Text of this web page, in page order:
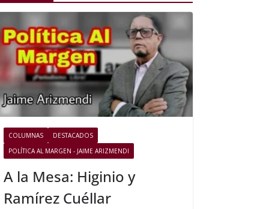
COLUMNAS
DESTACADOS
POLÍTICA AL MARGEN - JAIME ARIZMENDI
A la Mesa: Higinio y
Ramírez Cuéllar